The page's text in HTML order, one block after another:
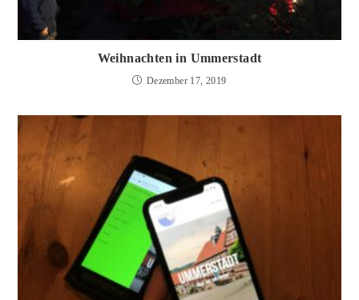
Weihnachten in Ummerstadt
Dezember 17, 2019